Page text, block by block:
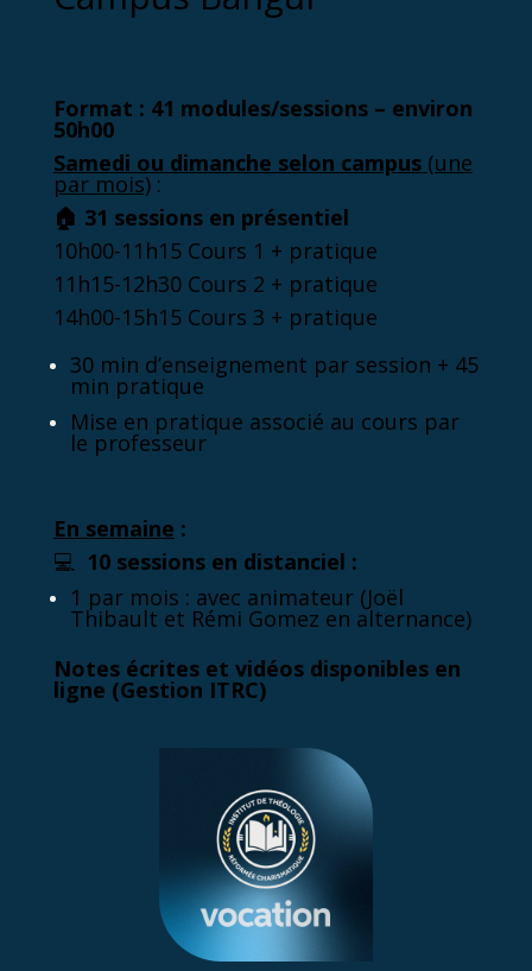
Format : 41 modules/sessions – environ
50h00
Samedi ou dimanche selon campus (une
par mois):
🏠 31 sessions en présentiel
10h00-11h15 Cours 1 + pratique
11h15-12h30 Cours 2 + pratique
14h00-15h15 Cours 3 + pratique
30 min d’enseignement par session + 45
min pratique
Mise en pratique associé au cours par
le professeur
En semaine :
💻 10 sessions en distanciel :
1 par mois : avec animateur (Joël
Thibault et Rémi Gomez en alternance)
Notes écrites et vidéos disponibles en
ligne (Gestion ITRC)